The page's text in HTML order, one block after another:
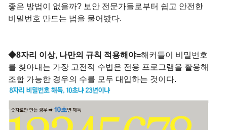
좋은 방법이 없을까? 보안 전문가들로부터 쉽고 안전한
비밀번호 만드는 법을 물어봤다.
◆8자리 이상, 나만의 규칙 적용해야=해커들이 비밀번호
를 찾아내는 가장 고전적 수법은 전용 프로그램을 활용해
조합 가능한 경우의 수를 모두 대입하는 것이다.